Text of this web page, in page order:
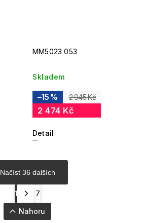
MM5023 053
Skladem
2 945 Kč
–15 %
2 474 Kč
Detail
Načíst 36 dalších
1 7
Nahoru